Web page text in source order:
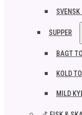
SUPPER
BAGT
KOLD
MILD